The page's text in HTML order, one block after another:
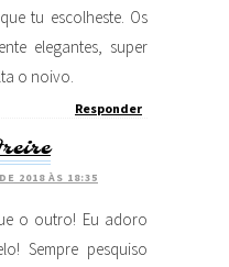
tu escolheste. Os
elegantes, super
o noivo.
Responder
2018 ÀS 18:35
o outro! Eu adoro
Sempre pesquiso